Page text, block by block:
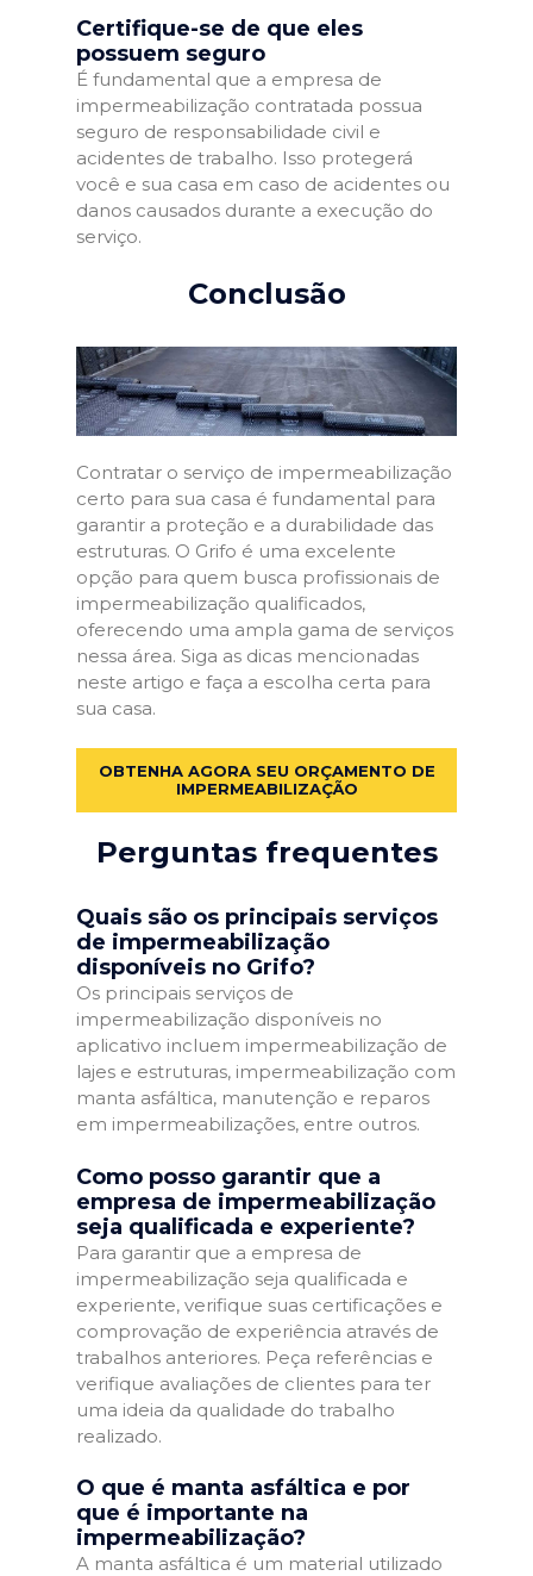
Certifique-se de que eles
possuem seguro
É fundamental que a empresa de
impermeabilização contratada possua
seguro de responsabilidade civil e
acidentes de trabalho. Isso protegerá
você e sua casa em caso de acidentes ou
danos causados durante a execução do
serviço.
Conclusão
Contratar o serviço de impermeabilização
certo para sua casa é fundamental para
garantir a proteção e a durabilidade das
estruturas. O Grifo é uma excelente
opção para quem busca profissionais de
impermeabilização qualificados,
oferecendo uma ampla gama de serviços
nessa área. Siga as dicas mencionadas
neste artigo e faça a escolha certa para
sua casa.
OBTENHA AGORA SEU ORÇAMENTO DE
IMPERMEABILIZAÇÃO
Perguntas frequentes
Quais são os principais serviços
de impermeabilização
disponíveis no Grifo?
Os principais serviços de
impermeabilização disponíveis no
aplicativo incluem impermeabilização de
lajes e estruturas, impermeabilização com
manta asfáltica, manutenção e reparos
em impermeabilizações, entre outros.
Como posso garantir que a
empresa de impermeabilização
seja qualificada e experiente?
Para garantir que a empresa de
impermeabilização seja qualificada e
experiente, verifique suas certificações e
comprovação de experiência através de
trabalhos anteriores. Peça referências e
verifique avaliações de clientes para ter
uma ideia da qualidade do trabalho
realizado.
O que é manta asfáltica e por
que é importante na
impermeabilização?
A manta asfáltica é um material utilizado